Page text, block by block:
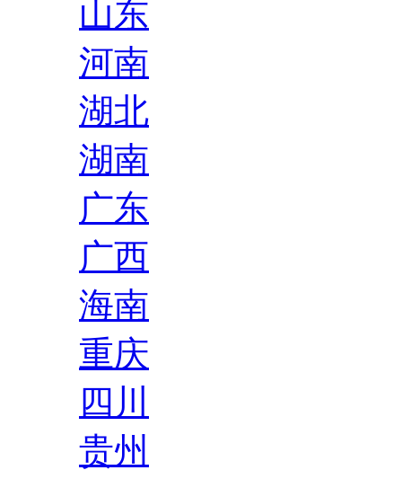
山东
河南
湖北
湖南
广东
广西
海南
重庆
四川
贵州